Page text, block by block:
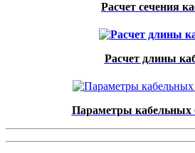
Расчет сечения
Расчет длины
Параметры кабельных